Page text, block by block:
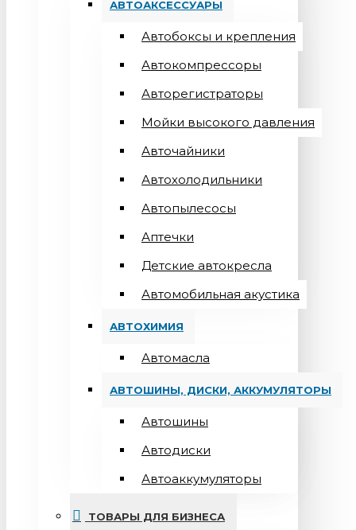
АВТОАКСЕССУАРЫ
Автобоксы и крепления
Автокомпрессоры
Авторегистраторы
Мойки высокого давления
Авточайники
Автохолодильники
Автопылесосы
Аптечки
Детские автокресла
Автомобильная акустика
АВТОХИМИЯ
Автомасла
АВТОШИНЫ, ДИСКИ, АККУМУЛЯТОРЫ
Автошины
Автодиски
Автоаккумуляторы
ТОВАРЫ ДЛЯ БИЗНЕСА